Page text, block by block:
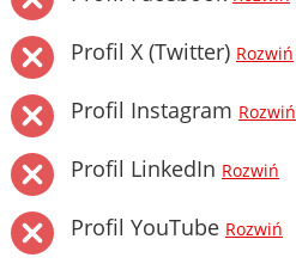
Profil X (Twitter) Rozwiń
Profil Instagram Rozwiń
Profil LinkedIn Rozwiń
Profil YouTube Rozwiń